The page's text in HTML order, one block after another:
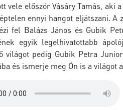
vele először Vásáry Tamás, aki
ennyi hangot eljátszani.
fel Balázs János és Gubik
egyik legelhivatottabb
világot pedig Gubik Petra
és ismerje meg Ön is a világot